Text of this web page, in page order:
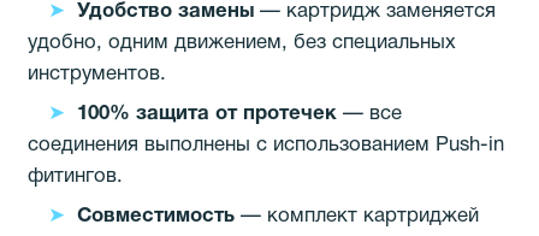
Удобство замены— картридж заменяется
удобно, одним движением, без специальных
инструментов.
100% защита от протечек — все
соединения выполнены с использованием Push-in
фитингов.
Совместимость— комплект картриджей